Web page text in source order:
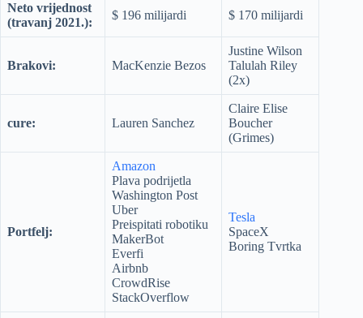
Neto vrijednost
(travanj 2021.):
$ 196 milijardi $ 170 milijardi
Brakovi: MacKenzie Bezos
Justine Wilson
Talulah Riley
(2x)
cure: Lauren Sanchez
Claire Elise
Boucher
(Grimes)
Portfelj:
Amazon
Plava podrijetla
Washington Post
Uber
Preispitati robotiku
MakerBot
Everfi
Airbnb
CrowdRise
StackOverflow
Tesla
SpaceX
Boring Tvrtka